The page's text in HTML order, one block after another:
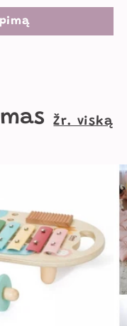
Žr. viską